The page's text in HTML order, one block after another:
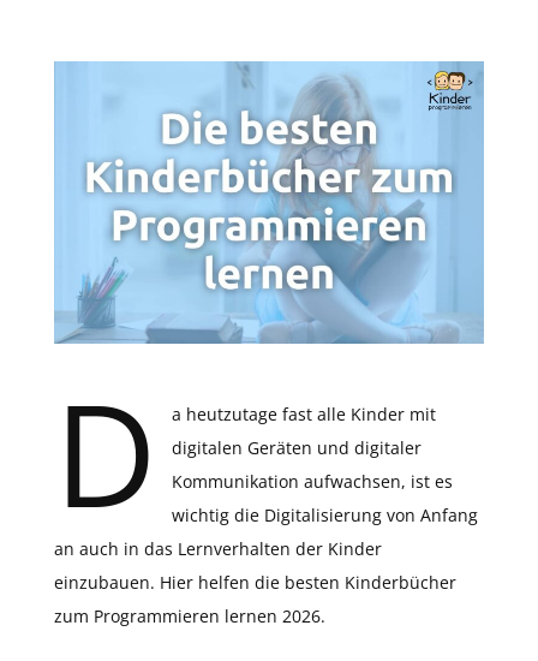
D
a heutzutage fast alle Kinder mit
digitalen Geräten und digitaler
Kommunikation aufwachsen, ist es
wichtig die Digitalisierung von Anfang
an auch in das Lernverhalten der Kinder
einzubauen. Hier helfen die besten Kinderbücher
zum Programmieren lernen 2026.